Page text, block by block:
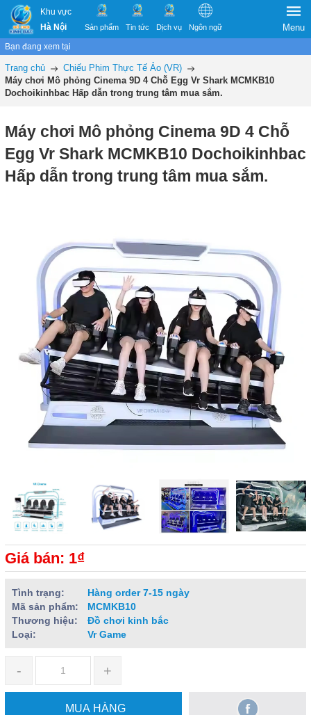
Khu vực
Hà Nội
Sản phẩm Tin tức Dịch vụ Ngôn ngữ Menu
Bạn đang xem tại
Trang chủ
Chiếu Phim Thực Tế Ảo (VR)
Máy chơi Mô phỏng Cinema 9D 4 Chỗ Egg Vr Shark MCMKB10
Dochoikinhbac Hấp dẫn trong trung tâm mua sắm.
Máy chơi Mô phỏng Cinema 9D 4 Chỗ
Egg Vr Shark MCMKB10 Dochoikinhbac
Hấp dẫn trong trung tâm mua sắm.
Giá bán: 1₫
Tình trạng:
Hàng order 7-15 ngày
Mã sản phẩm:
MCMKB10
Thương hiệu:
Đồ chơi kinh bắc
Loại:
Vr Game
- +
MUA HÀNG